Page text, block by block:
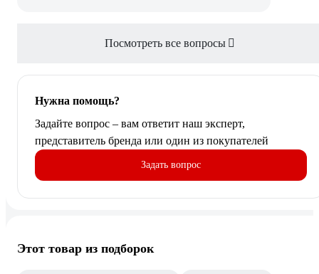
Посмотреть все вопросы
Нужна помощь?
Задайте вопрос – вам ответит наш эксперт,
представитель бренда или один из покупателей
Задать вопрос
Этот товар из подборок